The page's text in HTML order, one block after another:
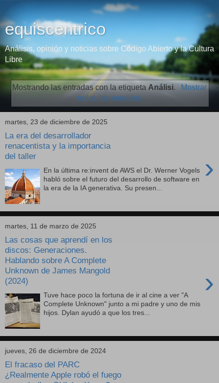
equiscentrico
Análisis, opinión y noticias sobre Código Abierto y la Cultura
Libre
Mostrando las entradas con la etiquetaAnálisi. Mostrar
todas las entradas
martes, 23 de diciembre de 2025
La era del desarrollador
renacentista y la importancia
del taller
›
En la última re:invent de AWS el Dr. Werner Vogels
habló sobre el futuro del desarrollo de software en
la era de la IA generativa. Su presen...
martes, 11 de marzo de 2025
Las cosas que aprendí en los
discos: Generaciones.
Hablando sobre A Complete
Unknown de James Mangold
(2024)
›
Tuve hace poco la fortuna de ir al cine a ver "A
Complete Unknown" junto a mi padre y uno de mis
hijos. Dylan ayudó a que los tres...
jueves, 26 de diciembre de 2024
El fracaso del PARC
¿Realmente Apple robó el fuego